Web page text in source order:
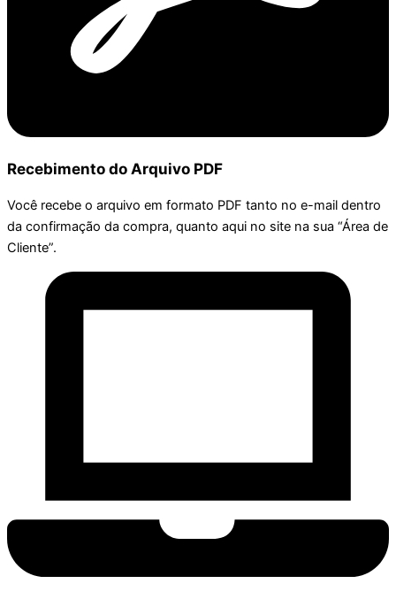
Recebimento do Arquivo PDF
Você recebe o arquivo em formato PDF tanto no e-mail dentro
da confirmação da compra, quanto aqui no site na sua “Área de
Cliente”.